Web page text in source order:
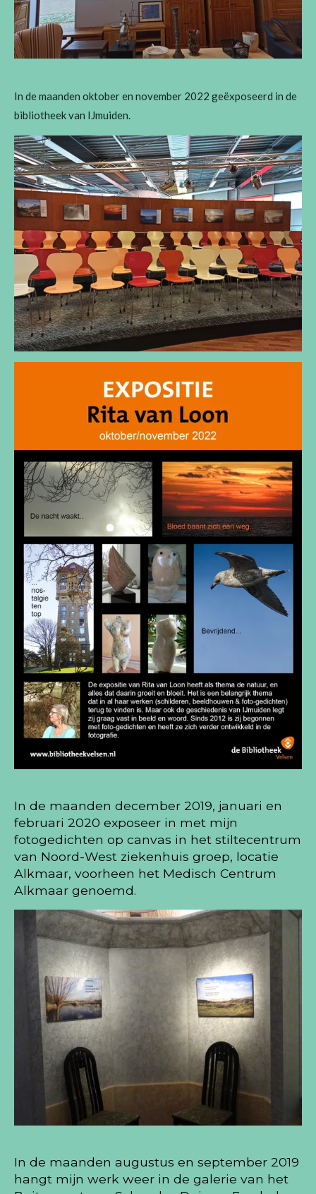
In de maanden oktober en november 2022 geëxposeerd in de
bibliotheek van IJmuiden.
In de maanden december 2019, januari en
februari 2020 exposeer in met mijn
fotogedichten op canvas in het stiltecentrum
van Noord-West ziekenhuis groep, locatie
Alkmaar, voorheen het Medisch Centrum
Alkmaar genoemd.
In de maanden augustus en september 2019
hangt mijn werk weer in de galerie van het